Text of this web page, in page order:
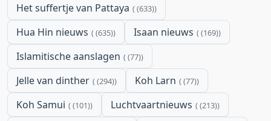
Het suffertje van Pattaya (633)
Hua Hin nieuws (635) Isaan nieuws (169)
Islamitische aanslagen (77)
Jelle van dinther (294) Koh Larn (77)
Koh Samui (101) Luchtvaartnieuws (213)